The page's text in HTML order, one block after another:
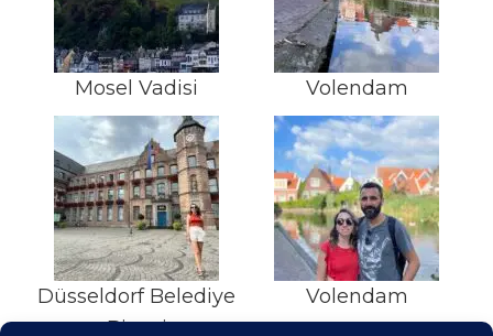
Mosel Vadisi Volendam
Düsseldorf Belediye
Binasi
Volendam